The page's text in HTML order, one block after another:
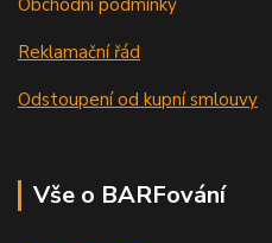
Reklamační řád
Odstoupení od kupní smlouvy
Vše o BARFování